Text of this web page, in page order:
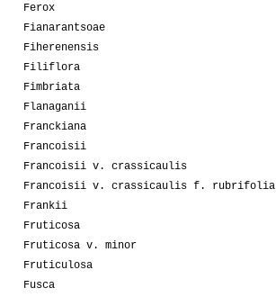
Ferox
Fianarantsoae
Fiherenensis
Filiflora
Fimbriata
Flanaganii
Franckiana
Francoisii
Francoisii v. crassicaulis
Francoisii v. crassicaulis f. rubrifolia
Frankii
Fruticosa
Fruticosa v. minor
Fruticulosa
Fusca